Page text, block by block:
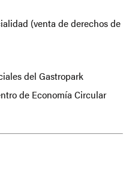
(venta de derechos de
del Gastropark
de Economía Circular